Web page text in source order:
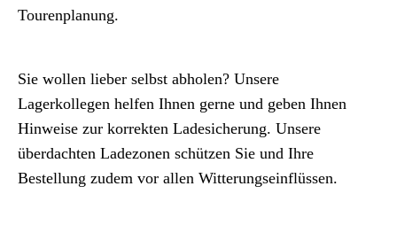
Tourenplanung.
Sie wollen lieber selbst abholen? Unsere
Lagerkollegen helfen Ihnen gerne und geben Ihnen
Hinweise zur korrekten Ladesicherung. Unsere
überdachten Ladezonen schützen Sie und Ihre
Bestellung zudem vor allen Witterungseinflüssen.